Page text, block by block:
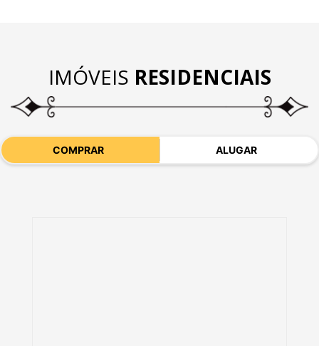
IMÓVEIS RESIDENCIAIS
COMPRAR ALUGAR